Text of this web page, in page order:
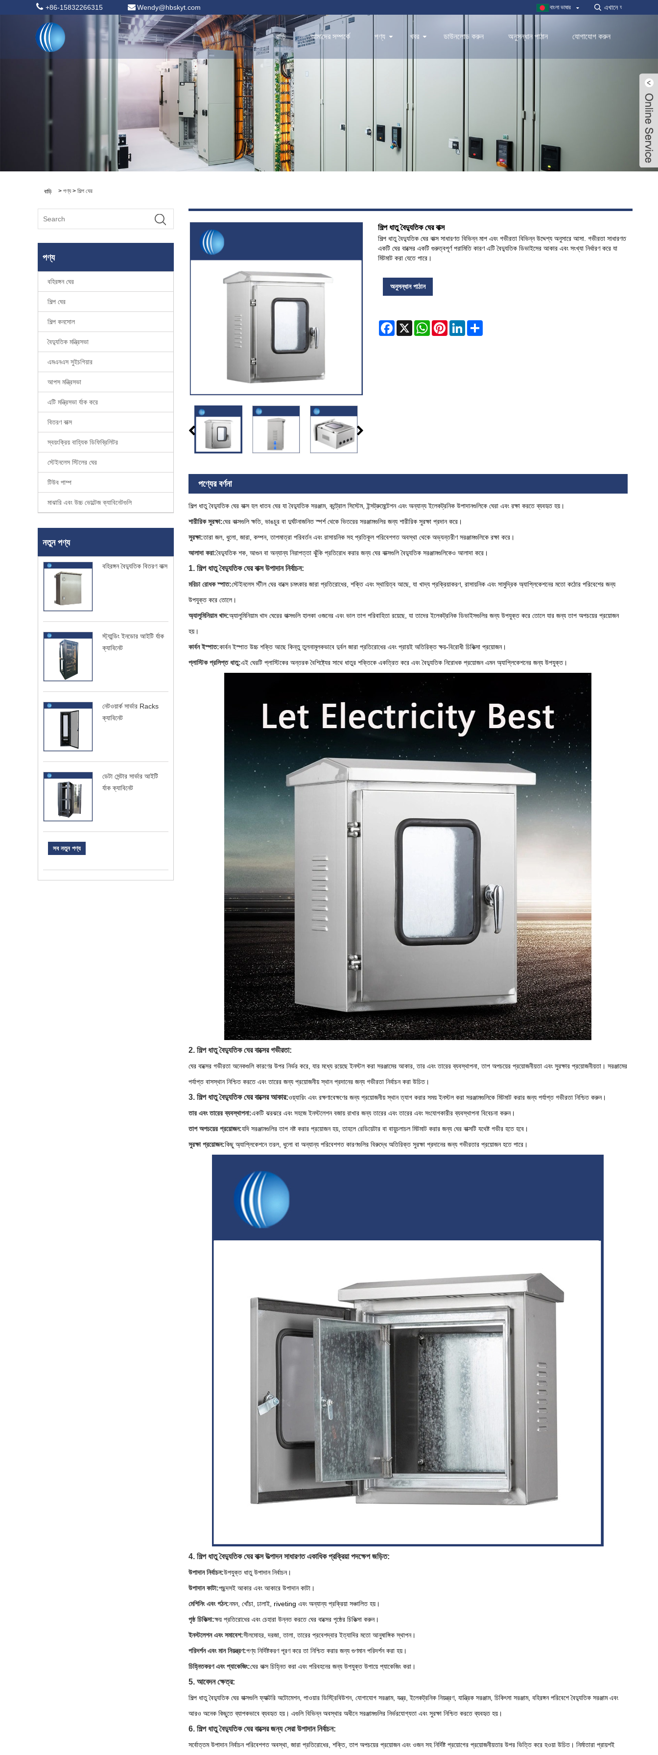
+86-15832266315 Wendy@hbskyt.com বাংলা ভাষার
বাড়ি আমাদের সম্পর্কে পণ্য খবর ডাউনলোড করুন অনুসন্ধান পাঠান যোগাযোগ করুন
বাড়ি > পণ্য> শিল্প ঘের
পণ্য
বহিরঙ্গন ঘের
শিল্প ঘের
শিল্প কনসোল
বৈদ্যুতিক মন্ত্রিসভা
এমএনএস সুইচগিয়ার
আপস মন্ত্রিসভা
এটি মন্ত্রিসভা র্যাক করে
বিতরণ বাক্স
স্বয়ংক্রিয় বাহ্যিক ডিফিব্রিলিটর
স্টেইনলেস স্টিলের ঘের
টিউব পাম্প
মাঝারি এবং উচ্চ ভোল্টেজ ক্যাবিনেটগুলি
নতুন পণ্য
বহিরঙ্গন বৈদ্যুতিক বিতরণ বাক্স
স্ট্যান্ডিং ইনডোর আইটি র্যাক
ক্যাবিনেট
নেটওয়ার্ক সার্ভার Racks
ক্যাবিনেট
ডেটা সেন্টার সার্ভার আইটি
র্যাক ক্যাবিনেট
সব নতুন পণ্য
শিল্প ধাতু বৈদ্যুতিক ঘের বাক্স
শিল্প ধাতু বৈদ্যুতিক ঘের বাক্স সাধারণত বিভিন্ন মাপ এবং গভীরতা বিভিন্ন উদ্দেশ্য অনুসারে আসা. গভীরতা সাধারণত
একটি ঘের বাক্সের একটি গুরুত্বপূর্ণ পরামিতি কারণ এটি বৈদ্যুতিক ডিভাইসের আকার এবং সংখ্যা নির্ধারণ করে যা
মিটমাট করা যেতে পারে।
অনুসন্ধান পাঠান
Facebook
X WhatsAppPinterestLinkedIn
পণ্যের বর্ণনা
শিল্প ধাতু বৈদ্যুতিক ঘের বাক্স হল ধাতব ঘের যা বৈদ্যুতিক সরঞ্জাম, কন্ট্রোল সিস্টেম, ইন্সট্রুমেন্টেশন এবং অন্যান্য ইলেকট্রনিক উপাদানগুলিকে ঘেরা এবং রক্ষা করতে ব্যবহৃত হয়।
শারীরিক সুরক্ষা:ঘের বাক্সগুলি ক্ষতি, ভাঙচুর বা দুর্ঘটনাজনিত স্পর্শ থেকে ভিতরের সরঞ্জামগুলির জন্য শারীরিক সুরক্ষা প্রদান করে।
সুরক্ষা:তারা জল, ধুলো, জারা, কম্পন, তাপমাত্রা পরিবর্তন এবং রাসায়নিক সহ প্রতিকূল পরিবেশগত অবস্থা থেকে অভ্যন্তরীণ সরঞ্জামগুলিকে রক্ষা করে।
আলাদা করা:বৈদ্যুতিক শক, আগুন বা অন্যান্য নিরাপত্তা ঝুঁকি প্রতিরোধ করার জন্য ঘের বাক্সগুলি বৈদ্যুতিক সরঞ্জামগুলিকেও আলাদা করে।
1. শিল্প ধাতু বৈদ্যুতিক ঘের বাক্স উপাদান নির্বাচন:
মরিচা রোধক স্পাত:স্টেইনলেস স্টীল ঘের বাক্সে চমৎকার জারা প্রতিরোধের, শক্তি এবং স্থায়িত্ব আছে, যা খাদ্য প্রক্রিয়াকরণ, রাসায়নিক এবং সামুদ্রিক অ্যাপ্লিকেশনের মতো কঠোর পরিবেশের জন্য
উপযুক্ত করে তোলে।
অ্যালুমিনিয়াম খাদ:অ্যালুমিনিয়াম খাদ ঘেরের বাক্সগুলি হালকা ওজনের এবং ভাল তাপ পরিবাহিতা রয়েছে, যা তাদের ইলেকট্রনিক ডিভাইসগুলির জন্য উপযুক্ত করে তোলে যার জন্য তাপ অপচয়ের প্রয়োজন
হয়।
কার্বন ইস্পাত:কার্বন ইস্পাত উচ্চ শক্তি আছে কিন্তু তুলনামূলকভাবে দুর্বল জারা প্রতিরোধের এবং প্রায়ই অতিরিক্ত ক্ষয়-বিরোধী চিকিত্সা প্রয়োজন।
প্লাস্টিক প্রলিপ্ত ধাতু:এই ঘেরটি প্লাস্টিকের অন্তরক বৈশিষ্ট্যের সাথে ধাতুর শক্তিকে একত্রিত করে এবং বৈদ্যুতিক নিরোধক প্রয়োজন এমন অ্যাপ্লিকেশনের জন্য উপযুক্ত।
2. শিল্প ধাতু বৈদ্যুতিক ঘের বাক্সের গভীরতা:
ঘের বাক্সের গভীরতা অনেকগুলি কারণের উপর নির্ভর করে, যার মধ্যে রয়েছে ইনস্টল করা সরঞ্জামের আকার, তার এবং তারের ব্যবস্থাপনা, তাপ অপচয়ের প্রয়োজনীয়তা এবং সুরক্ষার প্রয়োজনীয়তা। সরঞ্জামের
পর্যাপ্ত বাসস্থান নিশ্চিত করতে এবং তারের জন্য প্রয়োজনীয় স্থান প্রদানের জন্য গভীরতা নির্বাচন করা উচিত।
3. শিল্প ধাতু বৈদ্যুতিক ঘের বাক্সের আকার:ওয়্যারিং এবং রক্ষণাবেক্ষণের জন্য প্রয়োজনীয় স্থান ত্যাগ করার সময় ইনস্টল করা সরঞ্জামগুলিকে মিটমাট করার জন্য পর্যাপ্ত গভীরতা নিশ্চিত করুন।
তার এবং তারের ব্যবস্থাপনা:একটি ঝরঝরে এবং সহজে ইনস্টলেশন বজায় রাখার জন্য তারের এবং তারের এবং সংযোগকারীর ব্যবস্থাপনা বিবেচনা করুন।
তাপ অপচয়ের প্রয়োজন:যদি সরঞ্জামগুলির তাপ নষ্ট করার প্রয়োজন হয়, তাহলে রেডিয়েটার বা বায়ুচলাচল মিটমাট করার জন্য ঘের বাক্সটি যথেষ্ট গভীর হতে হবে।
সুরক্ষা প্রয়োজন:কিছু অ্যাপ্লিকেশনে তরল, ধুলো বা অন্যান্য পরিবেশগত কারণগুলির বিরুদ্ধে অতিরিক্ত সুরক্ষা প্রদানের জন্য গভীরতার প্রয়োজন হতে পারে।
4. শিল্প ধাতু বৈদ্যুতিক ঘের বাক্স উত্পাদন সাধারণত একাধিক প্রক্রিয়া পদক্ষেপ জড়িত:
উপাদান নির্বাচন:উপযুক্ত ধাতু উপাদান নির্বাচন।
উপাদান কাটা:পছন্দসই আকার এবং আকারে উপাদান কাটা।
মেশিনিং এবং গঠন:নমন, খোঁচা, ঢালাই, riveting এবং অন্যান্য প্রক্রিয়া সঞ্চালিত হয়।
পৃষ্ঠ চিকিত্সা:ক্ষয় প্রতিরোধের এবং চেহারা উন্নত করতে ঘের বাক্সের পৃষ্ঠের চিকিত্সা করুন।
ইনস্টলেশন এবং সমাবেশ:সীলমোহর, দরজা, তালা, তারের প্রবেশদ্বার ইত্যাদির মতো আনুষাঙ্গিক স্থাপন।
পরিদর্শন এবং মান নিয়ন্ত্রণ:পণ্য নির্দিষ্টকরণ পূরণ করে তা নিশ্চিত করার জন্য গুণমান পরিদর্শন করা হয়।
চিহ্নিতকরণ এবং প্যাকেজিং:ঘের বাক্স চিহ্নিত করা এবং পরিবহনের জন্য উপযুক্ত উপায়ে প্যাকেজিং করা।
5. আবেদন ক্ষেত্র:
শিল্প ধাতু বৈদ্যুতিক ঘের বাক্সগুলি ফ্যাক্টরি অটোমেশন, পাওয়ার ডিস্ট্রিবিউশন, যোগাযোগ সরঞ্জাম, যন্ত্র, ইলেকট্রনিক নিয়ন্ত্রণ, যান্ত্রিক সরঞ্জাম, চিকিৎসা সরঞ্জাম, বহিরঙ্গন পরিবেশে বৈদ্যুতিক সরঞ্জাম এবং
আরও অনেক কিছুতে ব্যাপকভাবে ব্যবহৃত হয়। এগুলি বিভিন্ন অবস্থার অধীনে সরঞ্জামগুলির নির্ভরযোগ্যতা এবং সুরক্ষা নিশ্চিত করতে ব্যবহৃত হয়।
6. শিল্প ধাতু বৈদ্যুতিক ঘের বাক্সের জন্য সেরা উপাদান নির্বাচন:
সর্বোত্তম উপাদান নির্বাচন পরিবেশগত অবস্থা, জারা প্রতিরোধের, শক্তি, তাপ অপচয়ের প্রয়োজন এবং ওজন সহ নির্দিষ্ট প্রয়োগের প্রয়োজনীয়তার উপর ভিত্তি করে হওয়া উচিত। নির্মাতারা প্রায়শই